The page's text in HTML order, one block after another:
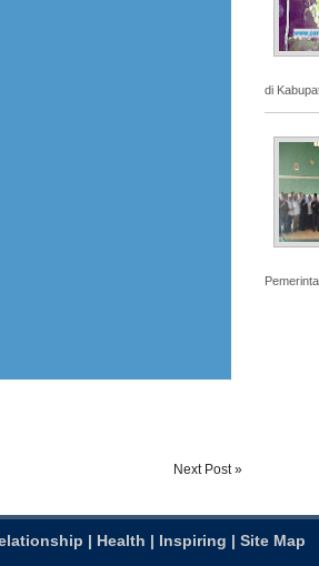
Next Post »
di
| Health | Inspiring | Site Map